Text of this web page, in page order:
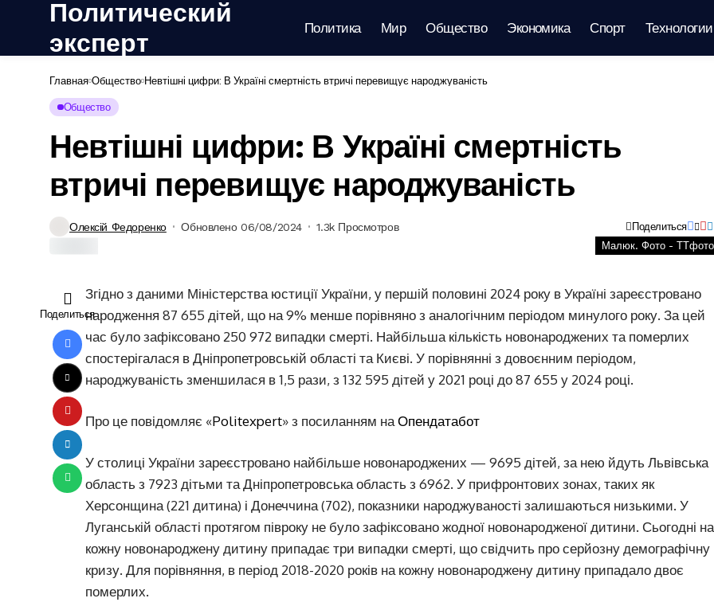
Политический
эксперт
Политика Мир Общество Экономика Спорт Технологии
Главная Общество Невтішні цифри: В Україні смертність втричі перевищує народжуваність
Общество
Невтішні цифри: В Україні смертність
втричі перевищує народжуваність
Олексій Федоренко Обновлено 06/08/2024 1.3k Просмотров
Поделиться
Малюк. Фото - ТТфото
Поделиться
Згідно з даними Міністерства юстиції України, у першій половині 2024 року в Україні зареєстровано
народження 87 655 дітей, що на 9% менше порівняно з аналогічним періодом минулого року. За цей
час було зафіксовано 250 972 випадки смерті. Найбільша кількість новонароджених та померлих
спостерігалася в Дніпропетровській області та Києві. У порівнянні з довоєнним періодом,
народжуваність зменшилася в 1,5 рази, з 132 595 дітей у 2021 році до 87 655 у 2024 році.
Про це повідомляє «Politexpert» з посиланням наОпендатабот
У столиці України зареєстровано найбільше новонароджених — 9695 дітей, за нею йдуть Львівська
область з 7923 дітьми та Дніпропетровська область з 6962. У прифронтових зонах, таких як
Херсонщина (221 дитина) і Донеччина (702), показники народжуваності залишаються низькими. У
Луганській області протягом півроку не було зафіксовано жодної новонародженої дитини. Сьогодні на
кожну новонароджену дитину припадає три випадки смерті, що свідчить про серйозну демографічну
кризу. Для порівняння, в період 2018-2020 років на кожну новонароджену дитину припадало двоє
померлих.